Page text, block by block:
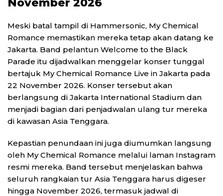
Meski batal tampil di Hammersonic, My Chemical
Romance memastikan mereka tetap akan datang ke
Jakarta. Band pelantun Welcome to the Black
Parade itu dijadwalkan menggelar konser tunggal
bertajuk My Chemical Romance Live in Jakarta pada
22 November 2026. Konser tersebut akan
berlangsung di Jakarta International Stadium dan
menjadi bagian dari penjadwalan ulang tur mereka
di kawasan Asia Tenggara.
Kepastian penundaan ini juga diumumkan langsung
oleh My Chemical Romance melalui laman Instagram
resmi mereka. Band tersebut menjelaskan bahwa
seluruh rangkaian tur Asia Tenggara harus digeser
hingga November 2026, termasuk jadwal di